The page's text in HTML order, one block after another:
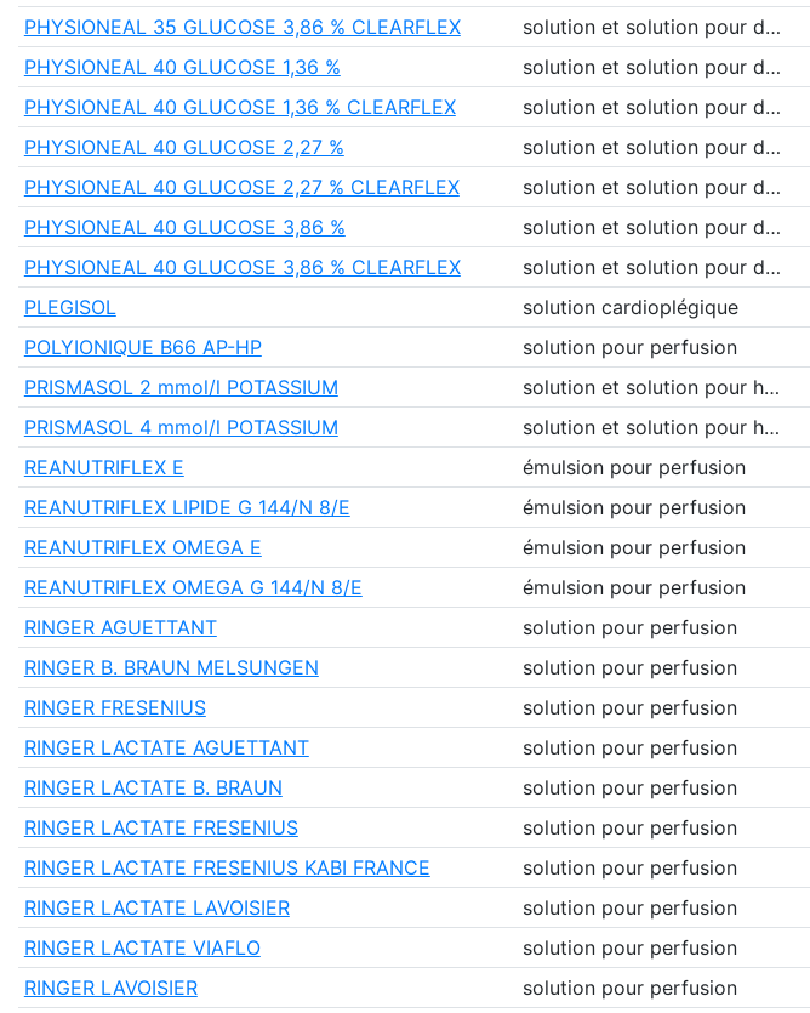
PHYSIONEAL 35 GLUCOSE 3,86 % CLEARFLEX
solution et solution pour d…
PHYSIONEAL 40 GLUCOSE 1,36 %
solution et solution pour d…
PHYSIONEAL 40 GLUCOSE 1,36 % CLEARFLEX
solution et solution pour d…
PHYSIONEAL 40 GLUCOSE 2,27 %
solution et solution pour d…
PHYSIONEAL 40 GLUCOSE 2,27 % CLEARFLEX
solution et solution pour d…
PHYSIONEAL 40 GLUCOSE 3,86 %
solution et solution pour d…
PHYSIONEAL 40 GLUCOSE 3,86 % CLEARFLEX
solution et solution pour d…
PLEGISOL
solution cardioplégique
POLYIONIQUE B66 AP-HP
solution pour perfusion
PRISMASOL 2 mmol/l POTASSIUM
solution et solution pour h…
PRISMASOL 4 mmol/l POTASSIUM
solution et solution pour h…
REANUTRIFLEX E
émulsion pour perfusion
REANUTRIFLEX LIPIDE G 144/N 8/E
émulsion pour perfusion
REANUTRIFLEX OMEGA E
émulsion pour perfusion
REANUTRIFLEX OMEGA G 144/N 8/E
émulsion pour perfusion
RINGER AGUETTANT
solution pour perfusion
RINGER B. BRAUN MELSUNGEN
solution pour perfusion
RINGER FRESENIUS
solution pour perfusion
RINGER LACTATE AGUETTANT
solution pour perfusion
RINGER LACTATE B. BRAUN
solution pour perfusion
RINGER LACTATE FRESENIUS
solution pour perfusion
RINGER LACTATE FRESENIUS KABI FRANCE
solution pour perfusion
RINGER LACTATE LAVOISIER
solution pour perfusion
RINGER LACTATE VIAFLO
solution pour perfusion
RINGER LAVOISIER
solution pour perfusion